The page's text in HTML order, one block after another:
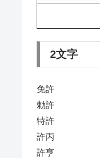
2文字
免許
勅許
特許
許丙
許亨